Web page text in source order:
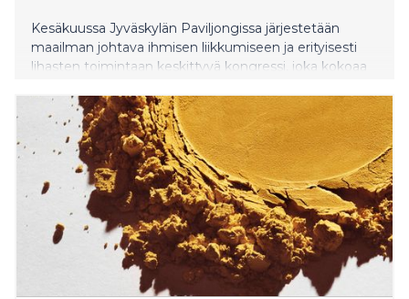
Kesäkuussa Jyväskylän Paviljongissa järjestetään
maailman johtava ihmisen liikkumiseen ja erityisesti
lihasten toimintaan keskittyvä kongressi, joka kokoaa
joka toinen vuosi, ja nyt se pidetään 26. kerran.